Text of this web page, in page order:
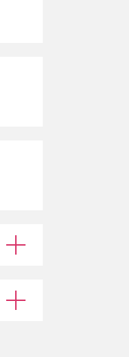
Open Enrollment
Open Application